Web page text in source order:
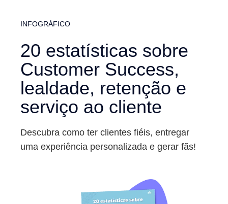
INFOGRÁFICO
20 estatísticas sobre
Customer Success,
lealdade, retenção e
serviço ao cliente
Descubra como ter clientes fiéis, entregar
uma experiência personalizada e gerar fãs!